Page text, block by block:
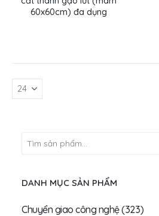
60x60cm) đa dụng
DANH MỤC SẢN PHẨM
Chuyển giao công nghệ(323)